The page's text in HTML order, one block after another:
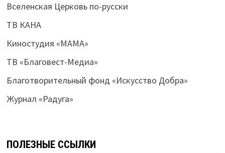
Вселенская Церковь по-русски
ТВ КАНА
Киностудия «МАМА»
ТВ «Благовест-Медиа»
Благотворительный фонд «Искусство Добра»
Журнал «Радуга»
ПОЛЕЗНЫЕ ССЫЛКИ